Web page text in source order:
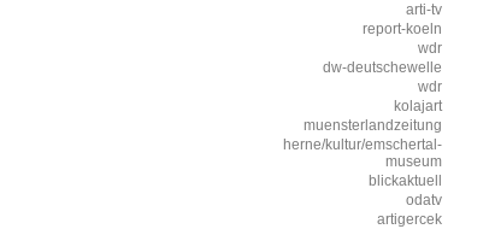
arti-tv
report-koeln
wdr
dw-deutschewelle
wdr
kolajart
muensterlandzeitung
herne/kultur/emschertal-
museum
blickaktuell
odatv
artigercek